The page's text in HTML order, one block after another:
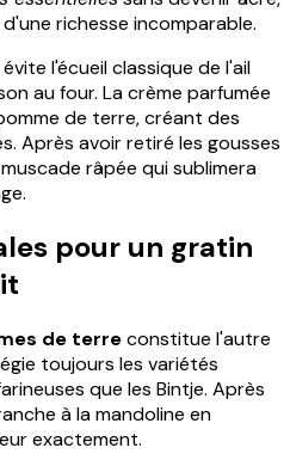
richesse incomparable.
l'écueil classique de l'ail
au four. La crème parfumée
de terre, créant des
Après avoir retiré les gousses
râpée qui sublimera
pour un gratin
de terreconstitue l'autre
toujours les variétés
que les Bintje. Après
à la mandoline en
exactement.